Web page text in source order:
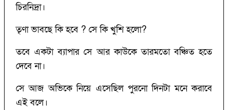
চিরনিদ্রা।
তৃণা ভাবছে কি হবে ? সে কি খুশি হলো?
তবে একটা ব্যাপার সে আর কাউকে তারমতো বঞ্চিত হতে
দেবে না।
সে আজ অভিকে নিয়ে এসেছিল পুরনো দিনটা মনে করাবে
এই বলে।